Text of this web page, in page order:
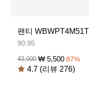
팬티 WBWPT4M51T
90,95
43,000 ₩ 5,500 87%
4.7 (리뷰 276)